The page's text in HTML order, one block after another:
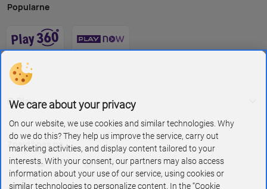
Popularne
O Play
Znajdź nas na
We care about your privacy
On our website, we use cookies and similar technologies. Why
do we do this? They help us improve the service, carry out
marketing activities, and display content tailored to your
interests. With your consent, our partners may also access
information about your use of our service, using cookies or
similar technologies to personalize content. In the “Cookie